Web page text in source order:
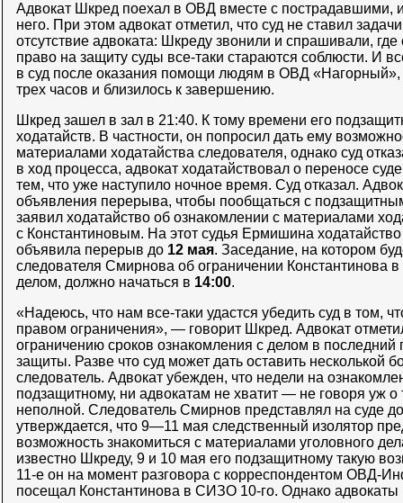
Адвокат Шкред поехал в ОВД вместе с пострадавшими,
него. При этом адвокат отметил, что суд не ставил
отсутствие адвоката: Шкреду звонили и спрашивали,
право на защиту суды все-таки стараются соблюсти. И
в суд после оказания помощи людям в ОВД
трех часов и близилось к завершению.
Шкред зашел в зал в 21:40. К тому времени его
ходатайств. В частности, он попросил дать ему
материалами ходатайства следователя, однако суд
в ход процесса, адвокат ходатайствовал о переносе
тем, что уже наступило ночное время. Суд отказал.
объявления перерыва, чтобы пообщаться с
заявил ходатайство об ознакомлении с материалами
с Константиновым. На этот судья Ермишина
объявила перерыв до 12 мая. Заседание, на котором
следователя Смирнова об ограничении Константинова
делом, должно начаться в 14:00.
«Надеюсь, что нам все-таки удастся убедить суд в том,
правом ограничения», — говорит Шкред. Адвокат
ограничению сроков ознакомления с делом в последний
защиты. Разве что суд может дать оставить несколькой
следователь. Адвокат убежден, что недели на
подзащитному, ни адвокатам не хватит — не говоря уж о
неполной. Следователь Смирнов представлял на суде
утверждается, что 9—11 мая следственный изолятор
возможность знакомиться с материалами уголовного
известно Шкреду, 9 и 10 мая его подзащитному такую
11-е он на момент разговора с корреспондентом ОВД-
посещал Константинова в СИЗО 10-го. Однако адвокаты